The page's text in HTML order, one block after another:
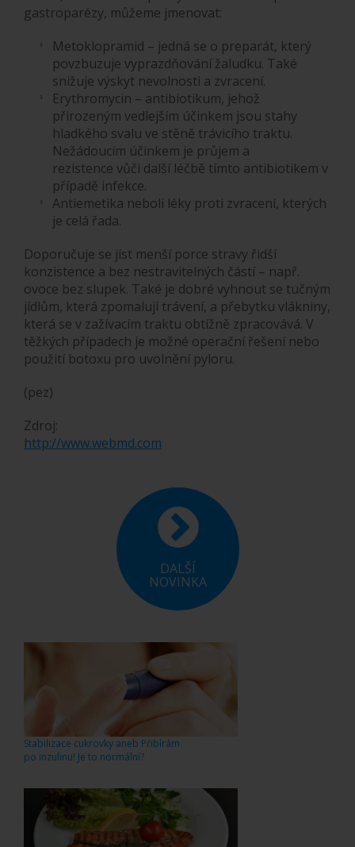
gastroparézy, můžeme jmenovat:
Metoklopramid – jedná se o preparát, který
povzbuzuje vyprazdňování žaludku. Také
snižuje výskyt nevolnosti a zvracení.
Erythromycin – antibiotikum, jehož
přirozeným vedlejším účinkem jsou stahy
hladkého svalu ve stěně trávicího traktu.
Nežádoucím účinkem je průjem a
rezistence vůči další léčbě tímto antibiotikem v
případě infekce.
Antiemetika neboli léky proti zvracení, kterých
je celá řada.
Doporučuje se jíst menší porce stravy řidší
konzistence a bez nestravitelných částí – např.
ovoce bez slupek. Také je dobré vyhnout se tučným
jídlům, která zpomalují trávení, a přebytku vlákniny,
která se v zažívacím traktu obtížně zpracovává. V
těžkých případech je možné operační řešení nebo
použití botoxu pro uvolnění pyloru.
(pez)
Zdroj:
http://www.webmd.com
DALŠÍ
NOVINKA
Stabilizace cukrovky aneb Přibírám
po inzulinu! Je to normální?